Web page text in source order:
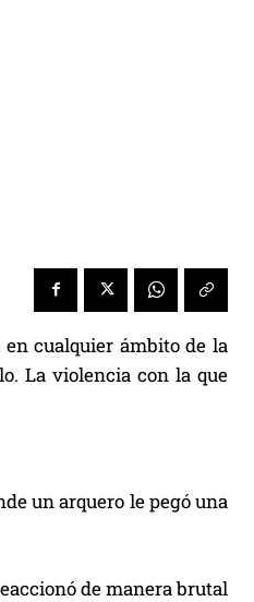
en cualquier ámbito de la
La violencia con la que
un arquero le pegó una
de manera brutal